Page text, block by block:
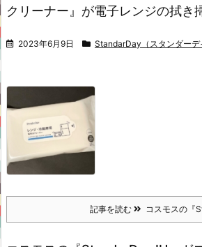
クリーナー』が電子レンジの拭き
2023年6月9日 StandarDay（スタンダーデ
記事を読む コスモスの『